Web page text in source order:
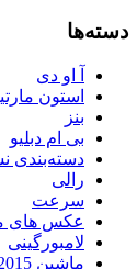
دسته‌ها
آ او دی
استون
بنز
بی ام دبلیو
دسته‌بندی
رالی
سرعت
عکس های
لامبورگینی
ماشین 2015